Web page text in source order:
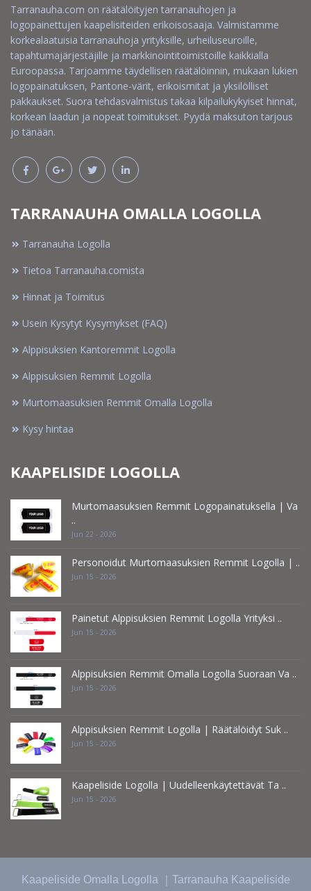
Tarranauha.com on räätälöityjen tarranauhojen ja
logopainettujen kaapelisiteiden erikoisosaaja. Valmistamme
korkealaatuisia tarranauhoja yrityksille, urheiluseuroille,
tapahtumajärjestäjille ja markkinointitoimistoille kaikkialla
Euroopassa. Tarjoamme täydellisen räätälöinnin, mukaan lukien
logopainatuksen, Pantone-värit, erikoismitat ja yksilölliset
pakkaukset. Suora tehdasvalmistus takaa kilpailukykyiset hinnat,
korkean laadun ja nopeat toimitukset. Pyydä maksuton tarjous
jo tänään.
TARRANAUHA OMALLA LOGOLLA
Tarranauha Logolla
Tietoa Tarranauha.comista
Hinnat ja Toimitus
Usein Kysytyt Kysymykset (FAQ)
Alppisuksien Kantoremmit Logolla
Alppisuksien Remmit Logolla
Murtomaasuksien Remmit Omalla Logolla
Kysy hintaa
KAAPELISIDE LOGOLLA
Murtomaasuksien Remmit Logopainatuksella | Va
..
Jun 22 - 2026
Personoidut Murtomaasuksien Remmit Logolla | ..
Jun 15 - 2026
Painetut Alppisuksien Remmit Logolla Yrityksi ..
Jun 15 - 2026
Alppisuksien Remmit Omalla Logolla Suoraan Va ..
Jun 15 - 2026
Alppisuksien Remmit Logolla | Räätälöidyt Suk ..
Jun 15 - 2026
Kaapeliside Logolla | Uudelleenkäytettävät Ta ..
Jun 15 - 2026
Kaapeliside Omalla Logolla ｜Tarranauha Kaapeliside